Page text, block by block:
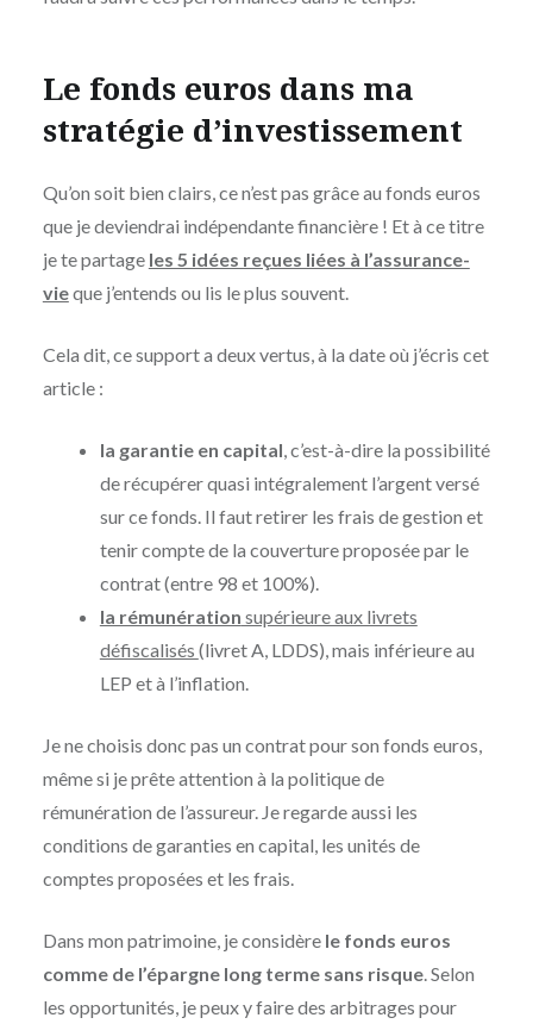
Le fonds euros dans ma
stratégie d’investissement
Qu’on soit bien clairs, ce n’est pas grâce au fonds euros
que je deviendrai indépendante financière ! Et à ce titre
je te partage les 5 idées reçues liées à l’assurance-
vieque j’entends ou lis le plus souvent.
Cela dit, ce support a deux vertus, à la date où j’écris cet
article :
la garantie en capital, c’est-à-dire la possibilité
de récupérer quasi intégralement l’argent versé
sur ce fonds. Il faut retirer les frais de gestion et
tenir compte de la couverture proposée par le
contrat (entre 98 et 100%).
la rémunération supérieure aux livrets
défiscalisés (livret A, LDDS), mais inférieure au
LEP et à l’inflation.
Je ne choisis donc pas un contrat pour son fonds euros,
même si je prête attention à la politique de
rémunération de l’assureur. Je regarde aussi les
conditions de garanties en capital, les unités de
comptes proposées et les frais.
Dans mon patrimoine, je considère le fonds euros
comme de l’épargne long terme sans risque. Selon
les opportunités, je peux y faire des arbitrages pour